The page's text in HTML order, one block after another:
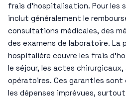
frais d’hospitalisation. Pour les
inclut généralement le
consultations médicales, des
des examens de laboratoire. La
hospitalière couvre les frais
le séjour, les actes
opératoires. Ces garanties
les dépenses imprévues,